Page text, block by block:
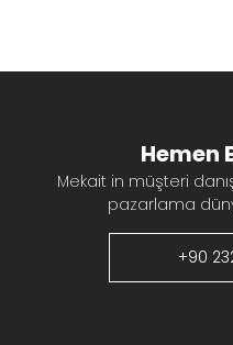
Hemen
Mekait in müşteri
pazarlama
+90